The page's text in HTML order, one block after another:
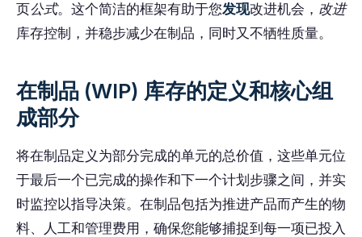
页公式。这个简洁的框架有助于您发现改进机会， 改进
库存控制，并稳步减少在制品，同时又不牺牲质量。
在制品 (WIP) 库存的定义和核心组
成部分
将在制品定义为部分完成的单元的总价值，这些单元位
于最后一个已完成的操作和下一个计划步骤之间，并实
时监控以指导决策。在制品包括为推进产品而产生的物
料、人工和管理费用，确保您能够捕捉到每一项已投入